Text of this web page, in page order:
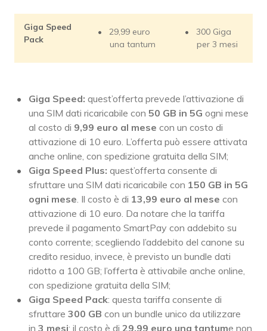
Giga Speed
Pack
29,99 euro
una tantum
300 Giga
per 3 mesi
Giga Speed: quest’offerta prevede l’attivazione di
una SIM dati ricaricabile con 50 GB in 5G ogni mese
al costo di 9,99 euro al mese con un costo di
attivazione di 10 euro. L’offerta può essere attivata
anche online, con spedizione gratuita della SIM;
Giga Speed Plus: quest’offerta consente di
sfruttare una SIM dati ricaricabile con 150 GB in 5G
ogni mese . Il costo è di 13,99 euro al mese con
attivazione di 10 euro. Da notare che la tariffa
prevede il pagamento SmartPay con addebito su
conto corrente; scegliendo l’addebito del canone su
credito residuo, invece, è previsto un bundle dati
ridotto a 100 GB; l’offerta è attivabile anche online,
con spedizione gratuita della SIM;
Giga Speed Pack: questa tariffa consente di
sfruttare 300 GB con un bundle unico da utilizzare
in 3 mesi; il costo è di 29,99 euro una tantume non